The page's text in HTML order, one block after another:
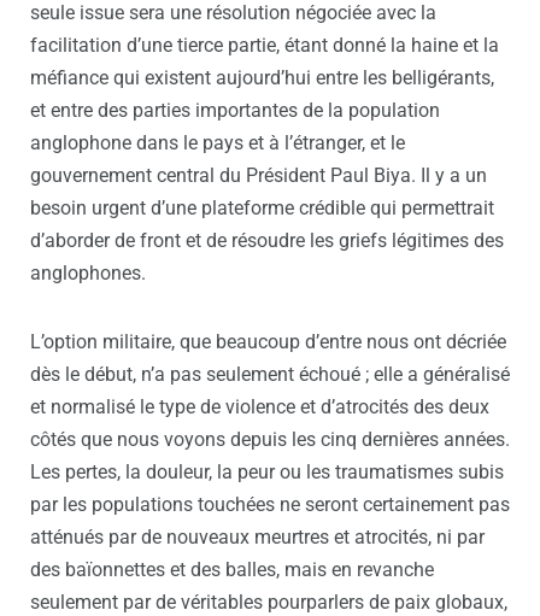
seule issue sera une résolution négociée avec la
facilitation d’une tierce partie, étant donné la haine et la
méfiance qui existent aujourd’hui entre les belligérants,
et entre des parties importantes de la population
anglophone dans le pays et à l’étranger, et le
gouvernement central du Président Paul Biya. Il y a un
besoin urgent d’une plateforme crédible qui permettrait
d’aborder de front et de résoudre les griefs légitimes des
anglophones.
L’option militaire, que beaucoup d’entre nous ont décriée
dès le début, n’a pas seulement échoué ; elle a généralisé
et normalisé le type de violence et d’atrocités des deux
côtés que nous voyons depuis les cinq dernières années.
Les pertes, la douleur, la peur ou les traumatismes subis
par les populations touchées ne seront certainement pas
atténués par de nouveaux meurtres et atrocités, ni par
des baïonnettes et des balles, mais en revanche
seulement par de véritables pourparlers de paix globaux,